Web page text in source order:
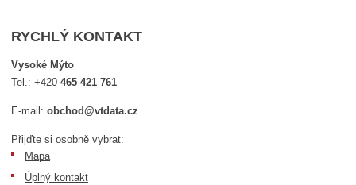
RYCHLÝ KONTAKT
Vysoké Mýto
Tel.:+420465 421 761
E-mail:obchod@vtdata.cz
Přijďte si osobně vybrat:
Mapa
Úplný kontakt